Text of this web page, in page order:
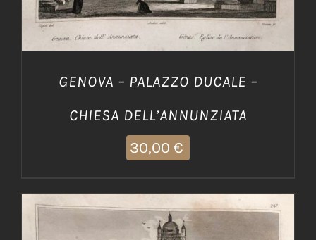
GENOVA – PALAZZO DUCALE –
CHIESA DELL’ANNUNZIATA
30,00 €